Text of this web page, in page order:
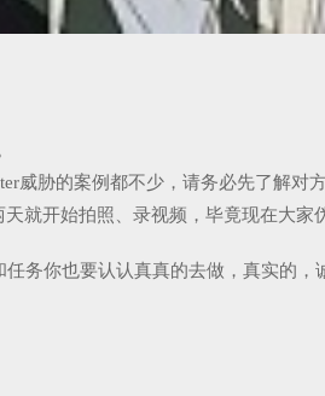
威胁的案例都不少，请务必先了解对
就开始拍照、录视频，毕竟现在大
务你也要认认真真的去做，真实的